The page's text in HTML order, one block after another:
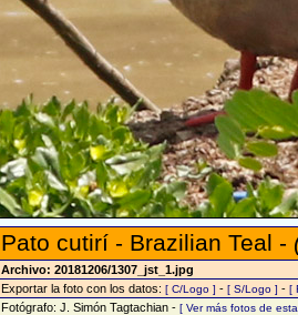
Pato cutirí - Brazilian Teal -
Archivo: 20181206/1307_jst_1.jpg
Exportar la foto con los datos: [ C/Logo ] - [ S/Logo ] - [
Fotógrafo: J. Simón Tagtachian - [ Ver más fotos de